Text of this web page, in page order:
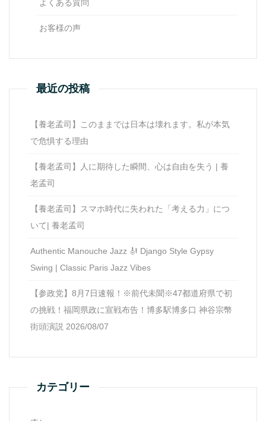
よくある質問
お客様の声
最近の投稿
【養老孟司】このままでは日本は壊れます。私が本気
で危惧する理由
【養老孟司】人に期待した瞬間、心は自由を失う | 養
老孟司
【養老孟司】スマホ時代に失われた「考える力」につ
いて| 養老孟司
Authentic Manouche Jazz 🎻 Django Style Gypsy
Swing | Classic Paris Jazz Vibes
【参政党】8月7日速報！※前代未聞※47都道府県で初
の挑戦！福岡県政に宣戦布告！博多駅博多口 神谷宗幣
街頭演説 2026/08/07
カテゴリー